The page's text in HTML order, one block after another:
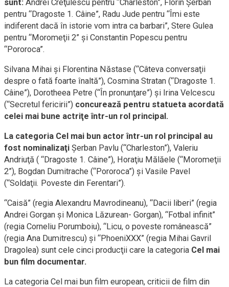
sunt: Andrei Creţulescu pentru “Charleston”, Florin Şerban
pentru “Dragoste 1. Câine”, Radu Jude pentru “Îmi este
indiferent dacă în istorie vom intra ca barbari”, Stere Gulea
pentru “Moromeţii 2” şi Constantin Popescu pentru
“Pororoca”.
Silvana Mihai şi Florentina Năstase (“Câteva conversaţii
despre o fată foarte înaltă”), Cosmina Stratan (“Dragoste 1.
Câine”), Dorotheea Petre (“În pronunţare”) şi Irina Velcescu
(“Secretul fericirii”) concurează pentru statueta acordată
celei mai bune actriţe într-un rol principal.
La categoria Cel mai bun actor într-un rol principal au
fost nominalizaţi Şerban Pavlu (“Charleston”), Valeriu
Andriuţă ( “Dragoste 1. Câine”), Horaţiu Mălăele (“Moromeţii
2”), Bogdan Dumitrache (“Pororoca”) şi Vasile Pavel
(“Soldaţii. Poveste din Ferentari”).
“Caisă” (regia Alexandru Mavrodineanu), “Dacii liberi” (regia
Andrei Gorgan şi Monica Lăzurean- Gorgan), “Fotbal infinit”
(regia Corneliu Porumboiu), “Licu, o poveste românească”
(regia Ana Dumitrescu) şi “PhoeniXXX” (regia Mihai Gavril
Dragolea) sunt cele cinci producţii care la categoria Cel mai
bun film documentar.
La categoria Cel mai bun film european, criticii de film din